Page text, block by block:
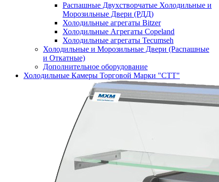
Распашные Двухстворчатые Холодильные и
Морозильные Двери (РДД)
Холодильные агрегаты Bitzer
Холодильные Агрегаты Copeland
Холодильные агрегаты Tecumseh
Холодильные и Морозильные Двери (Распашные
и Откатные)
Дополнительное оборудование
Холодильные Камеры Торговой Марки "СТТ"